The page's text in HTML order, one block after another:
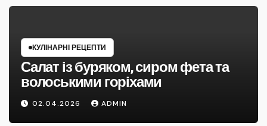
КУЛІНАРНІ РЕЦЕПТИ
Салат із буряком, сиром фета та
волоськими горіхами
02.04.2026 ADMIN